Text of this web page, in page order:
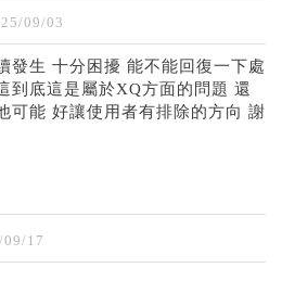
09/03
發生 十分困擾 能不能回復一下處
到底這是屬於XQ方面的問題 還
可能 好讓使用者有排除的方向 謝
17